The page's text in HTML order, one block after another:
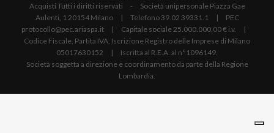
Acquisti Tutti i diritti riservati - Società unipersonale Piazza Gae
Aulenti, 1 20154 Milano | Telefono 39.02 39331.1 | PEC
protocollo@pec.ariaspa.it | Capitale sociale 25.000.000,00 € i.v. |
Codice Fiscale, Partita IVA, Iscrizione Registro delle Imprese di Milano
05017630152 | Iscritta al R.E.A. al n°1096149.
Società soggetta a direzione e coordinamento da parte della Regione
Lombardia.